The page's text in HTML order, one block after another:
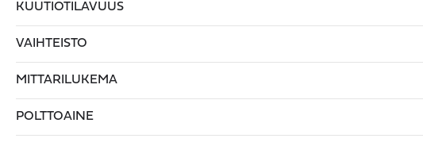
KUUTIOTILAVUUS
VAIHTEISTO
MITTARILUKEMA
POLTTOAINE